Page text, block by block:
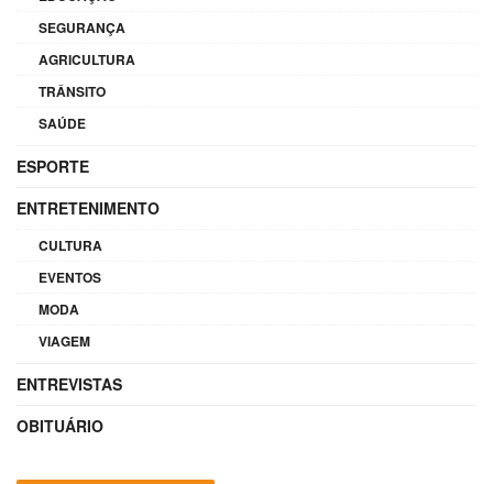
SEGURANÇA
AGRICULTURA
TRÂNSITO
SAÚDE
ESPORTE
ENTRETENIMENTO
CULTURA
EVENTOS
MODA
VIAGEM
ENTREVISTAS
OBITUÁRIO